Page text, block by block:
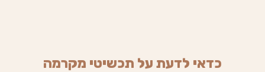
כדאי לדעת על תכשיטי מקרמה